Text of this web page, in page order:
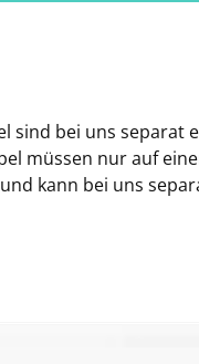
sind bei uns
müssen nur auf
kann bei uns